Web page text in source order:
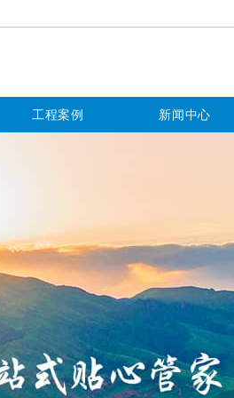
工程案例 新闻中心